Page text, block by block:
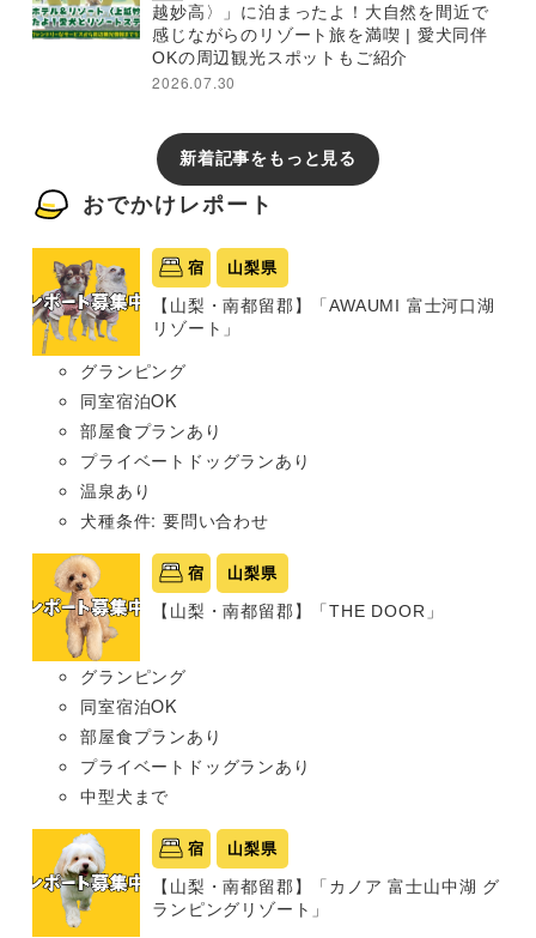
越妙高〉」に泊まったよ！大自然を間近で
感じながらのリゾート旅を満喫 | 愛犬同伴
OKの周辺観光スポットもご紹介
2026.07.30
新着記事をもっと見る
おでかけレポート
宿 山梨県
【山梨・南都留郡】「AWAUMI 富士河口湖
リゾート」
グランピング
同室宿泊OK
部屋食プランあり
プライベートドッグランあり
温泉あり
犬種条件: 要問い合わせ
宿 山梨県
【山梨・南都留郡】「THE DOOR」
グランピング
同室宿泊OK
部屋食プランあり
プライベートドッグランあり
中型犬まで
宿 山梨県
【山梨・南都留郡】「カノア 富士山中湖 グ
ランピングリゾート」